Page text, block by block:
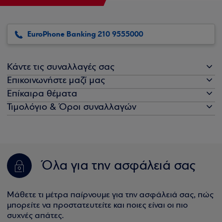
EuroPhone Banking 210 9555000
Κάντε τις συναλλαγές σας
Επικοινωνήστε μαζί μας
Επίκαιρα θέματα
Τιμολόγιο & Όροι συναλλαγών
Όλα για την ασφάλειά σας
Μάθετε τι μέτρα παίρνουμε για την ασφάλειά σας, πώς
μπορείτε να προστατευτείτε και ποιες είναι οι πιο
συχνές απάτες.